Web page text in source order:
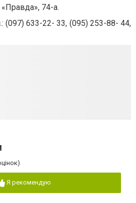
74-а.
(097) 633-22- 33, (095) 253-88- 44,
Я рекомендую